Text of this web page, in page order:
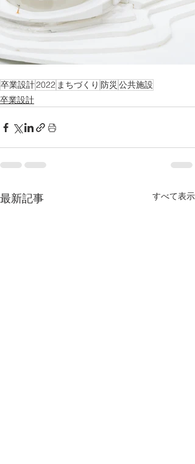
卒業設計2022 まちづくり 防災 公共施設
卒業設計
最新記事 すべて表示